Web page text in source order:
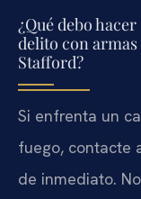
¿Qué debo
delito con armas
Stafford?
Si enfrenta un
fuego, contacte
de inmediato.